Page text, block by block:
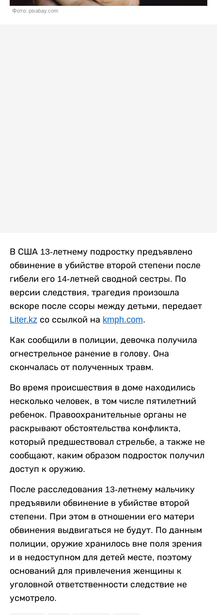
Фото: pixabay.com
В США 13-летнему подростку предъявлено
обвинение в убийстве второй степени после
гибели его 14-летней сводной сестры. По
версии следствия, трагедия произошла
вскоре после ссоры между детьми, передает
Liter.kz со ссылкой на kmph.com.
Как сообщили в полиции, девочка получила
огнестрельное ранение в голову. Она
скончалась от полученных травм.
Во время происшествия в доме находились
несколько человек, в том числе пятилетний
ребенок. Правоохранительные органы не
раскрывают обстоятельства конфликта,
который предшествовал стрельбе, а также не
сообщают, каким образом подросток получил
доступ к оружию.
После расследования 13-летнему мальчику
предъявили обвинение в убийстве второй
степени. При этом в отношении его матери
обвинения выдвигаться не будут. По данным
полиции, оружие хранилось вне поля зрения
и в недоступном для детей месте, поэтому
оснований для привлечения женщины к
уголовной ответственности следствие не
усмотрело.